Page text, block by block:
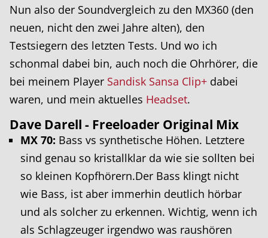
Nun also der Soundvergleich zu den MX360 (den
neuen, nicht den zwei Jahre alten), den
Testsiegern des letzten Tests. Und wo ich
schonmal dabei bin, auch noch die Ohrhörer, die
bei meinem Player Sandisk Sansa Clip+ dabei
waren, und mein aktuelles Headset.
Dave Darell - Freeloader Original Mix
MX 70: Bass vs synthetische Höhen. Letztere
sind genau so kristallklar da wie sie sollten bei
so kleinen Kopfhörern.Der Bass klingt nicht
wie Bass, ist aber immerhin deutlich hörbar
und als solcher zu erkennen. Wichtig, wenn ich
als Schlagzeuger irgendwo was raushören